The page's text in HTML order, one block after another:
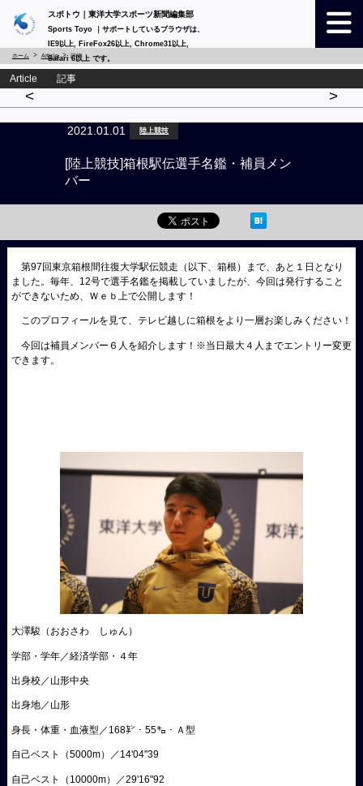
スポトウ｜東洋大学スポーツ新聞編集部
Sports Toyo ｜サポートしているブラウザは、
IE9以上, FireFox26以上, Chrome31以上,
Safari 6以上 です。
ホーム Article 詳細
Article 記事
< >
2021.01.01 陸上競技
[陸上競技]箱根駅伝選手名鑑・補員メン
バー
第97回東京箱根間往復大学駅伝競走（以下、箱根）まで、あと１ 日となり
ました。毎年、12号で選手名鑑を掲載していましたが、今回は発行すること
ができないため、Ｗｅｂ上で公開します！
このプロフィールを見て、テレビ越しに箱根をより一層お楽しみください！
今回は補員メンバー６人を紹介します！※当日最大４人までエントリー変更
できます。
大澤駿（おおさわ しゅん）
学部・学年／経済学部・４年
出身校／山形中央
出身地／山形
身長・体重・血液型／168㌢・55㌔・Ａ型
自己ベスト（5000m）／14'04"39
自己ベスト（10000m）／29'16"92